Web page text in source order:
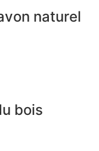
naturel
bois